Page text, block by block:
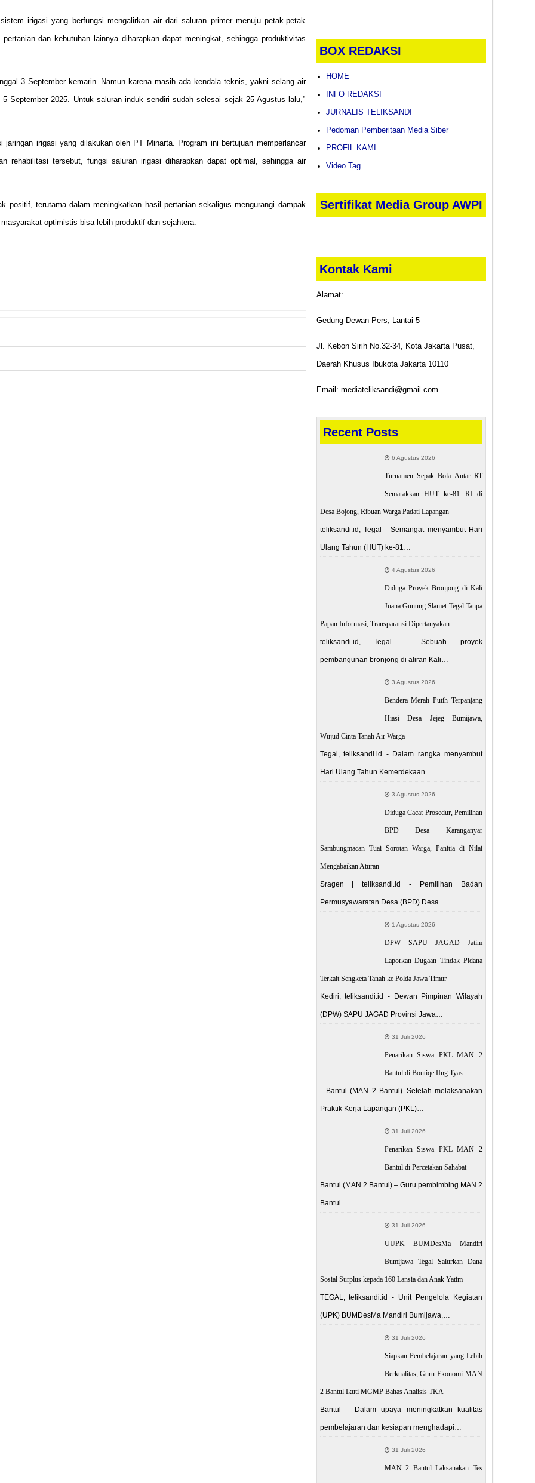
irigasi yang berfungsi mengalirkan air dari saluran primer menuju petak-petak
dan kebutuhan lainnya diharapkan dapat meningkat, sehingga produktivitas
3 September kemarin. Namun karena masih ada kendala teknis, yakni selang air
September 2025. Untuk saluran induk sendiri sudah selesai sejak 25 Agustus lalu,”
irigasi yang dilakukan oleh PT Minarta. Program ini bertujuan memperlancar
rehabilitasi tersebut, fungsi saluran irigasi diharapkan dapat optimal, sehingga air
positif, terutama dalam meningkatkan hasil pertanian sekaligus mengurangi dampak
optimistis bisa lebih produktif dan sejahtera.
BOX REDAKSI
HOME
INFO REDAKSI
JURNALIS TELIKSANDI
Pedoman Pemberitaan Media Siber
PROFIL KAMI
Video Tag
Sertifikat Media Group AWPI
Kontak Kami
Alamat:
Gedung Dewan Pers, Lantai 5
Jl. Kebon Sirih No.32-34, Kota Jakarta Pusat,
Daerah Khusus Ibukota Jakarta 10110
Email: mediateliksandi@gmail.com
Recent Posts
6 Agustus 2026
Turnamen Sepak Bola Antar RT
Semarakkan HUT ke-81 RI di
Desa Bojong, Ribuan Warga Padati Lapangan
teliksandi.id, Tegal - Semangat menyambut Hari
Ulang Tahun (HUT) ke-81…
4 Agustus 2026
Diduga Proyek Bronjong di Kali
Juana Gunung Slamet Tegal Tanpa
Papan Informasi, Transparansi Dipertanyakan
teliksandi.id, Tegal - Sebuah proyek
pembangunan bronjong di aliran Kali…
3 Agustus 2026
Bendera Merah Putih Terpanjang
Hiasi Desa Jejeg Bumijawa,
Wujud Cinta Tanah Air Warga
Tegal, teliksandi.id - Dalam rangka menyambut
Hari Ulang Tahun Kemerdekaan…
3 Agustus 2026
Diduga Cacat Prosedur, Pemilihan
BPD Desa Karanganyar
Sambungmacan Tuai Sorotan Warga, Panitia di Nilai
Mengabaikan Aturan
Sragen | teliksandi.id - Pemilihan Badan
Permusyawaratan Desa (BPD) Desa…
1 Agustus 2026
DPW SAPU JAGAD Jatim
Laporkan Dugaan Tindak Pidana
Terkait Sengketa Tanah ke Polda Jawa Timur
Kediri, teliksandi.id - Dewan Pimpinan Wilayah
(DPW) SAPU JAGAD Provinsi Jawa…
31 Juli 2026
Penarikan Siswa PKL MAN 2
Bantul di Boutiqe IIng Tyas
Bantul (MAN 2 Bantul)–Setelah melaksanakan
Praktik Kerja Lapangan (PKL)…
31 Juli 2026
Penarikan Siswa PKL MAN 2
Bantul di Percetakan Sahabat
Bantul (MAN 2 Bantul) – Guru pembimbing MAN 2
Bantul…
31 Juli 2026
UUPK BUMDesMa Mandiri
Bumijawa Tegal Salurkan Dana
Sosial Surplus kepada 160 Lansia dan Anak Yatim
TEGAL, teliksandi.id - Unit Pengelola Kegiatan
(UPK) BUMDesMa Mandiri Bumijawa,…
31 Juli 2026
Siapkan Pembelajaran yang Lebih
Berkualitas, Guru Ekonomi MAN
2 Bantul Ikuti MGMP Bahas Analisis TKA
Bantul – Dalam upaya meningkatkan kualitas
pembelajaran dan kesiapan menghadapi…
31 Juli 2026
MAN 2 Bantul Laksanakan Tes